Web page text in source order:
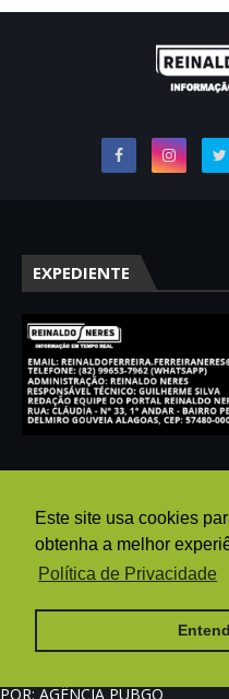
Este site usa cookies
obtenha a melhor
Política de Privacidade
EXPEDIENTE
AGÊNCIA PUBGO
REINALDO NERES ©2025 -
POR: AGÊNCIA PUBGO